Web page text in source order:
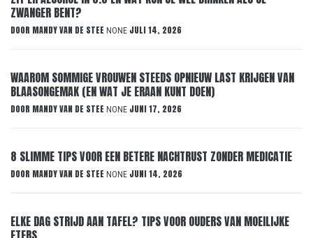
ZWANGER BENT?
DOOR MANDY VAN DE STEE NONE JULI 14, 2026
WAAROM SOMMIGE VROUWEN STEEDS OPNIEUW LAST KRIJGEN VAN
BLAASONGEMAK (EN WAT JE ERAAN KUNT DOEN)
DOOR MANDY VAN DE STEE NONE JUNI 17, 2026
8 SLIMME TIPS VOOR EEN BETERE NACHTRUST ZONDER MEDICATIE
DOOR MANDY VAN DE STEE NONE JUNI 14, 2026
ELKE DAG STRIJD AAN TAFEL? TIPS VOOR OUDERS VAN MOEILIJKE